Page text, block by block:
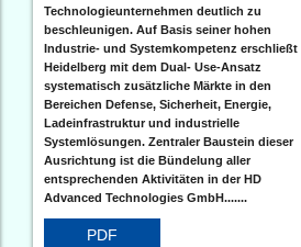
Technologieunternehmen deutlich zu
beschleunigen. Auf Basis seiner hohen
Industrie- und Systemkompetenz erschließt
Heidelberg mit dem Dual- Use-Ansatz
systematisch zusätzliche Märkte in den
Bereichen Defense, Sicherheit, Energie,
Ladeinfrastruktur und industrielle
Systemlösungen. Zentraler Baustein dieser
Ausrichtung ist die Bündelung aller
entsprechenden Aktivitäten in der HD
Advanced Technologies GmbH.......
PDF